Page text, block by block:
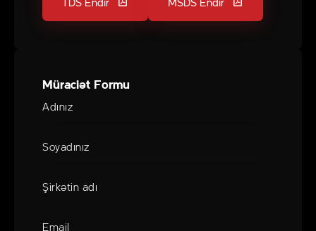
Müraciət Formu